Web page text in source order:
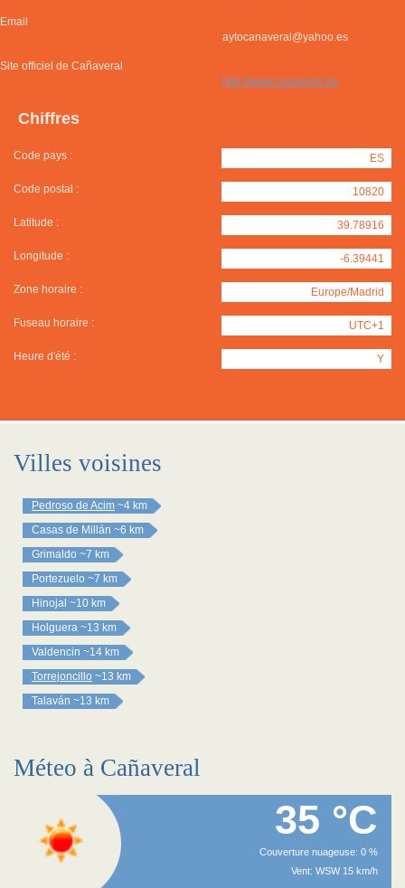
Email
aytocanaveral@yahoo.es
Site officiel de Cañaveral
http://www.canaveral.es
Chiffres
Code pays : ES
Code postal : 10820
Latitude : 39.78916
Longitude : -6.39441
Zone horaire : Europe/Madrid
Fuseau horaire : UTC+1
Heure d'été : Y
Villes voisines
Pedroso de Acim ~4 km
Casas de Millán ~6 km
Grimaldo ~7 km
Portezuelo ~7 km
Hinojal ~10 km
Holguera ~13 km
Valdencin ~14 km
Torrejoncillo ~13 km
Talaván ~13 km
Méteo à Cañaveral
35 °C
Couverture nuageuse: 0 %
Vent: WSW 15 km/h